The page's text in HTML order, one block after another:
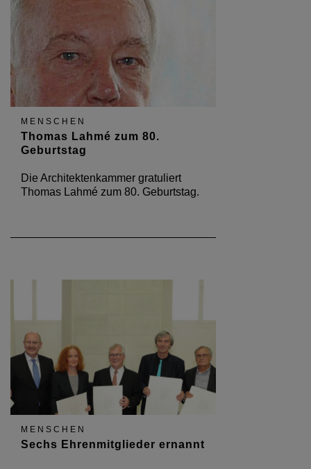
MENSCHEN
Thomas Lahmé zum 80.
Geburtstag
Die Architektenkammer gratuliert
Thomas Lahmé zum 80. Geburtstag.
MENSCHEN
Sechs Ehrenmitglieder ernannt